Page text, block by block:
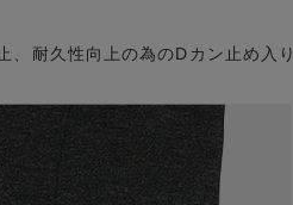
、耐久性向上の為のDカン止め入り